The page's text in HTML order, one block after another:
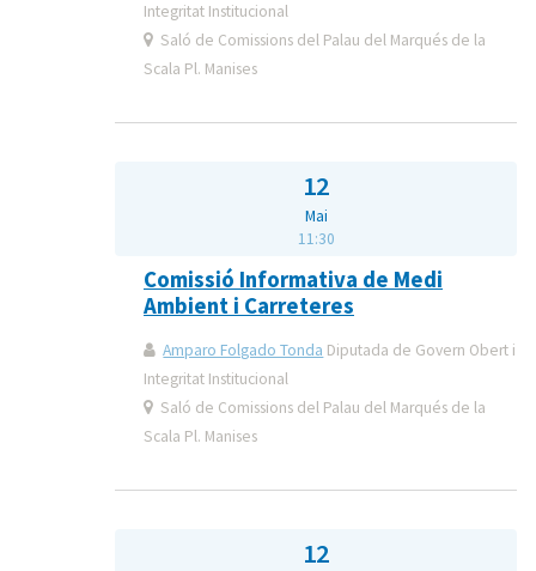
Integritat Institucional
Saló de Comissions del Palau del Marqués de la
Scala Pl. Manises
12
Mai
11:30
Comissió Informativa de Medi
Ambient i Carreteres
Amparo Folgado Tonda Diputada de Govern Obert i
Integritat Institucional
Saló de Comissions del Palau del Marqués de la
Scala Pl. Manises
12